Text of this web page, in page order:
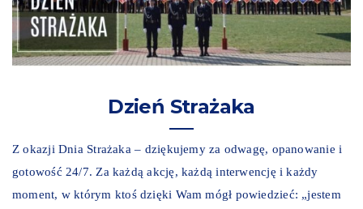
Dzień Strażaka
Z okazji Dnia Strażaka – dziękujemy za odwagę, opanowanie i
gotowość 24/7. Za każdą akcję, każdą interwencję i każdy
moment, w którym ktoś dzięki Wam mógł powiedzieć: „jestem